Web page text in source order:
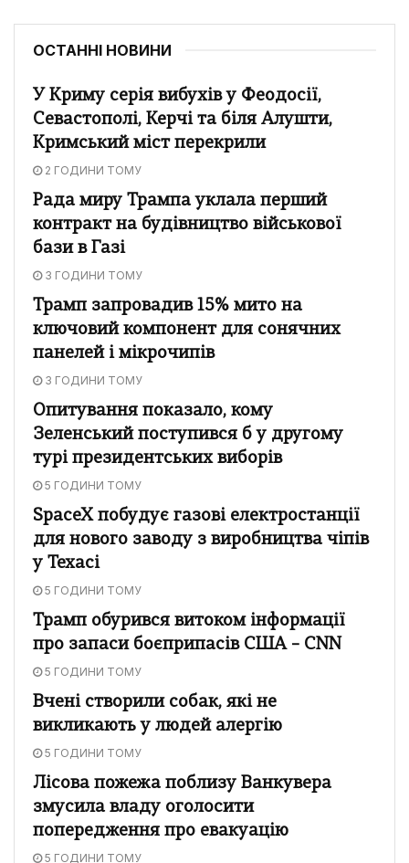
ОСТАННІ НОВИНИ
У Криму серія вибухів у Феодосії,
Севастополі, Керчі та біля Алушти,
Кримський міст перекрили
2 ГОДИНИ ТОМУ
Рада миру Трампа уклала перший
контракт на будівництво військової
бази в Газі
3 ГОДИНИ ТОМУ
Трамп запровадив 15% мито на
ключовий компонент для сонячних
панелей і мікрочипів
3 ГОДИНИ ТОМУ
Опитування показало, кому
Зеленський поступився б у другому
турі президентських виборів
5 ГОДИНИ ТОМУ
SpaceX побудує газові електростанції
для нового заводу з виробництва чіпів
у Техасі
5 ГОДИНИ ТОМУ
Трамп обурився витоком інформації
про запаси боєприпасів США – CNN
5 ГОДИНИ ТОМУ
Вчені створили собак, які не
викликають у людей алергію
5 ГОДИНИ ТОМУ
Лісова пожежа поблизу Ванкувера
змусила владу оголосити
попередження про евакуацію
5 ГОДИНИ ТОМУ